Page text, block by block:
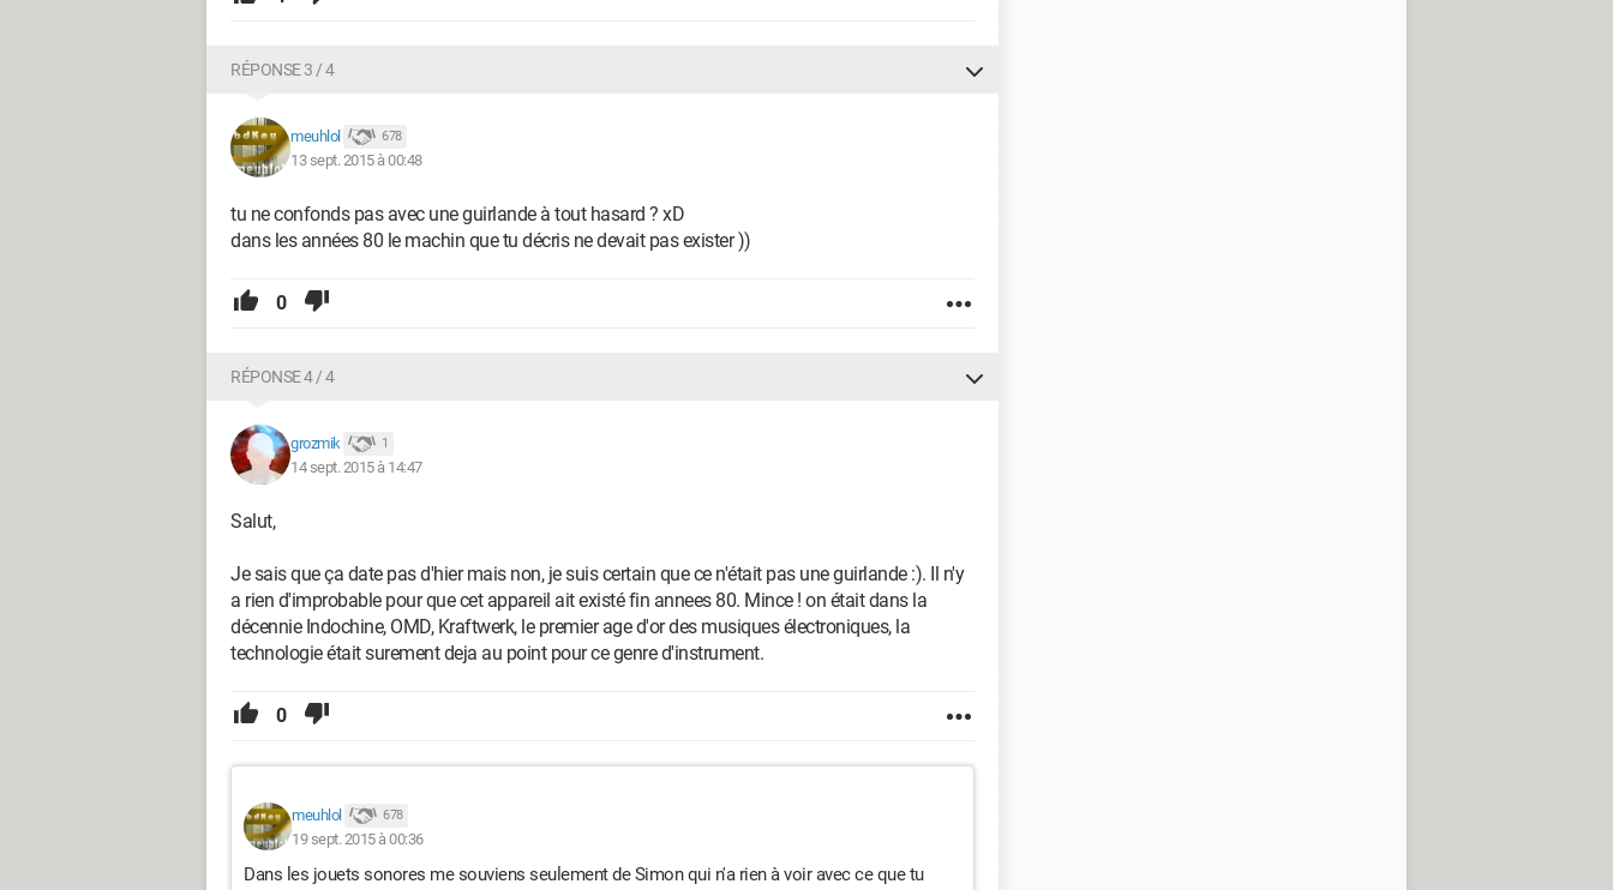
RÉPONSE 3 / 4
meuhlol 678
13 sept. 2015 à 00:48
tu ne confonds pas avec une guirlande à tout hasard ? xD
dans les années 80 le machin que tu décris ne devait pas exister ))
0
RÉPONSE 4 / 4
grozmik 1
14 sept. 2015 à 14:47
Salut,
Je sais que ça date pas d'hier mais non, je suis certain que ce n'était pas une guirlande :). Il n'y
a rien d'improbable pour que cet appareil ait existé fin annees 80. Mince ! on était dans la
décennie Indochine, OMD, Kraftwerk, le premier age d'or des musiques électroniques, la
technologie était surement deja au point pour ce genre d'instrument.
0
meuhlol 678
19 sept. 2015 à 00:36
Dans les jouets sonores me souviens seulement de Simon qui n'a rien à voir avec ce que tu